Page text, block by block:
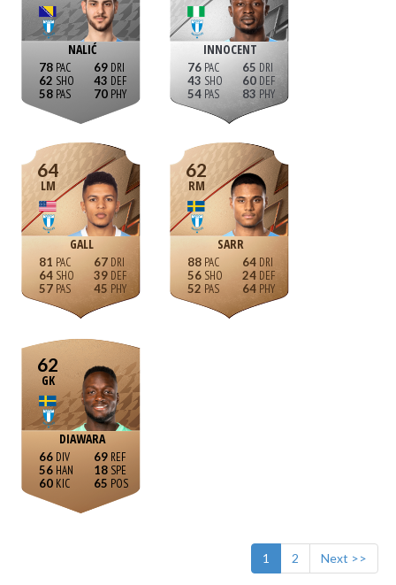
NALIĆ
78
62
58
69
43
70
INNOCENT
76
43
54
65
60
83
64
LM
GALL
81
64
57
67
39
45
62
RM
SARR
88
56
52
64
24
64
62
GK
DIAWARA
66
56
60
69
18
65
1 2 Next >>